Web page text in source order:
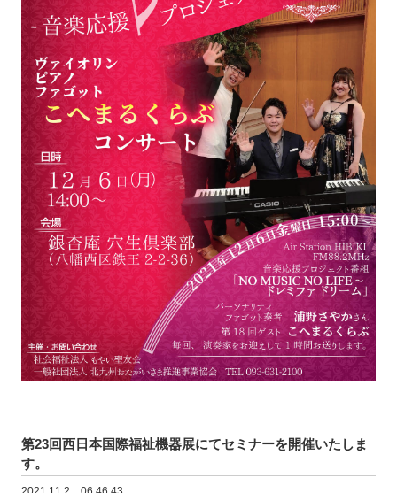
第23回西日本国際福祉機器展にてセミナーを開催いたしま
す。